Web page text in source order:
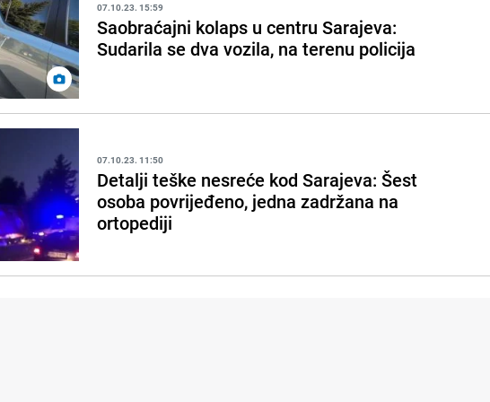
07.10.23. 15:59
Saobraćajni kolaps u centru Sarajeva:
Sudarila se dva vozila, na terenu policija
07.10.23. 11:50
Detalji teške nesreće kod Sarajeva: Šest
osoba povrijeđeno, jedna zadržana na
ortopediji